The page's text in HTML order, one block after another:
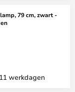
79 cm, zwart -
werkdagen